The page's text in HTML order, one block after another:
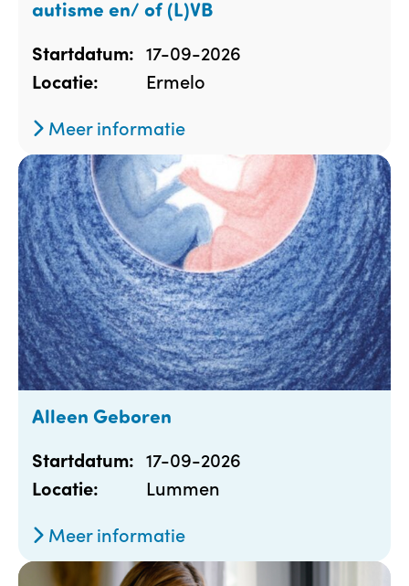
autisme en/ of (L)VB
Startdatum: 17-09-2026
Locatie:
Ermelo
Meer informatie
Alleen Geboren
Startdatum: 17-09-2026
Locatie:
Lummen
Meer informatie